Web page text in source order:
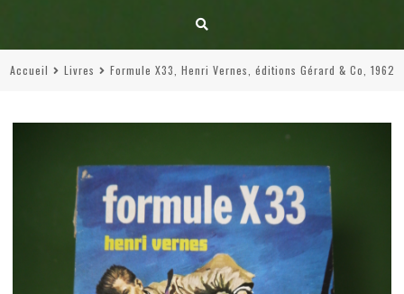
Accueil Livres Formule X33, Henri Vernes, éditions Gérard & Co, 1962